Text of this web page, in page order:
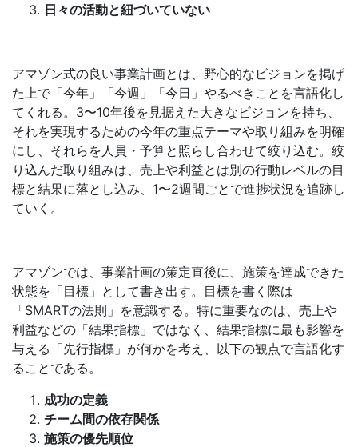
日々の活動と紐づいていない
アマゾン式の良い事業計画とは、野心的なビジョンを掲げ
た上で「今年」「今週」「今日」やるべきことを言語化し
てくれる。3〜10年後を見据えた大きなビジョンを持ち、
それを実現するための今年の重点テーマや取り組みを明確
にし、それらを人員・予算と照らし合わせて絞り込む。絞
り込んだ取り組みは、売上や利益とは別の行動レベルの目
標と結果に落とし込み、1〜2週間ごとで進捗状況を追跡し
ていく。
アマゾンでは、事業計画の策定直後に、施策を達成できた
状態を「目標」として書き出す。目標を書く際は
「SMARTの法則」を意識する。特に重要なのは、売上や
利益などの「結果指標」ではなく、結果指標に最も影響を
与える「先行指標」が何かを考え、以下の観点で言語化す
ることである。
成功の定義
チーム間の依存関係
施策の優先順位